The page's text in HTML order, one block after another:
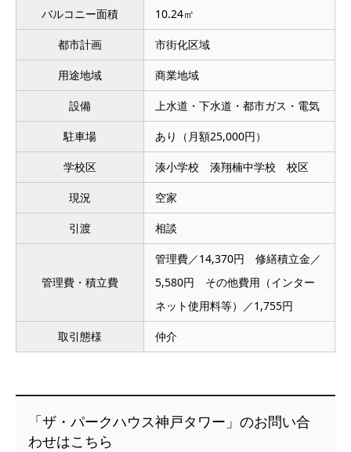
バルコニー面積 10.24㎡
都市計画 市街化区域
用途地域 商業地域
設備 上水道・下水道・都市ガス・電気
駐車場 あり（月額25,000円）
学校区 湊小学校 湊翔楠中学校 校区
現況 空家
引渡 相談
管理費・積立費
管理費／14,370円 修繕積立金／
5,580円 その他費用（インター
ネット使用料等）／1,755円
取引態様 仲介
「ザ・パークハウス神戸タワー」のお問い合
わせはこちら